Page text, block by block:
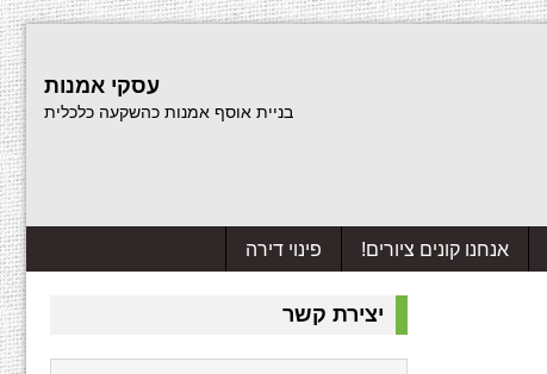
עסקי אמנות
בניית אוסף אמנות כהשקעה כלכלית
אנחנו קונים ציורים! פינוי דירה
יצירת קשר